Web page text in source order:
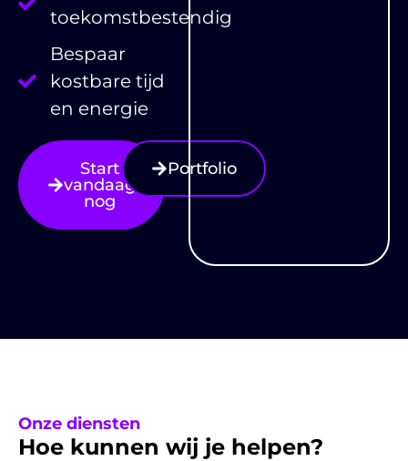
toekomstbestendig
Bespaar
kostbare tijd
en energie
Start
vandaag
nog
Portfolio
Onze diensten
Hoe kunnen wij je helpen?